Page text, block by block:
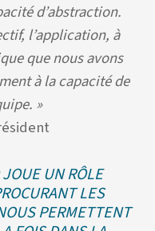
d’abstraction.
l’application, à
que nous avons
à la capacité de
»
UN RÔLE
LES
PERMETTENT